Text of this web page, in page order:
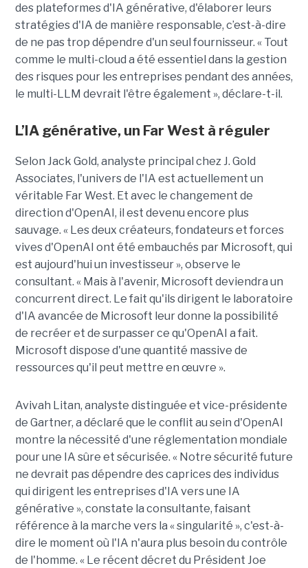
des plateformes d'IA générative, d'élaborer leurs
stratégies d'IA de manière responsable, c’est-à-dire
de ne pas trop dépendre d'un seul fournisseur. « Tout
comme le multi-cloud a été essentiel dans la gestion
des risques pour les entreprises pendant des années,
le multi-LLM devrait l'être également », déclare-t-il.
L’IA générative, un Far West à réguler
Selon Jack Gold, analyste principal chez J. Gold
Associates, l'univers de l'IA est actuellement un
véritable Far West. Et avec le changement de
direction d'OpenAI, il est devenu encore plus
sauvage. « Les deux créateurs, fondateurs et forces
vives d'OpenAI ont été embauchés par Microsoft, qui
est aujourd'hui un investisseur », observe le
consultant. « Mais à l'avenir, Microsoft deviendra un
concurrent direct. Le fait qu'ils dirigent le laboratoire
d'IA avancée de Microsoft leur donne la possibilité
de recréer et de surpasser ce qu'OpenAI a fait.
Microsoft dispose d'une quantité massive de
ressources qu'il peut mettre en œuvre ».
Avivah Litan, analyste distinguée et vice-présidente
de Gartner, a déclaré que le conflit au sein d'OpenAI
montre la nécessité d'une réglementation mondiale
pour une IA sûre et sécurisée. « Notre sécurité future
ne devrait pas dépendre des caprices des individus
qui dirigent les entreprises d'IA vers une IA
générative », constate la consultante, faisant
référence à la marche vers la « singularité », c'est-à-
dire le moment où l'IA n'aura plus besoin du contrôle
de l'homme. « Le récent décret du Président Joe